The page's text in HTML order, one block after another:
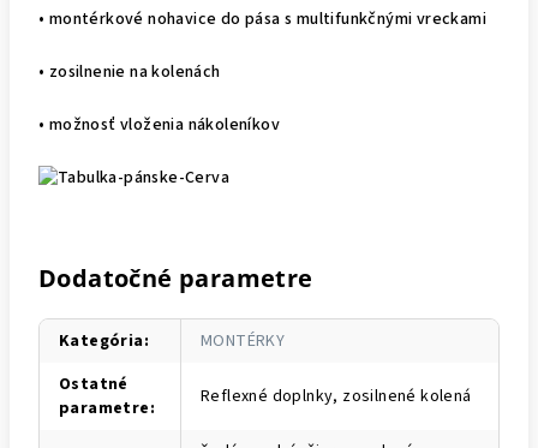
• montérkové nohavice do pása s multifunkčnými vreckami
• zosilnenie na kolenách
• možnosť vloženia nákoleníkov
Dodatočné parametre
Kategória:
MONTÉRKY
Ostatné
parametre: Reflexné doplnky, zosilnené kolená